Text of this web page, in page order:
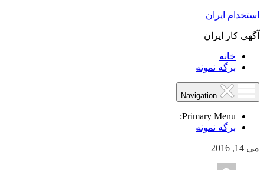
استخدام ایران
آگهی کار ایران
خانه
برگه نمونه
Primary Menu:
برگه نمونه
می 14, 2016